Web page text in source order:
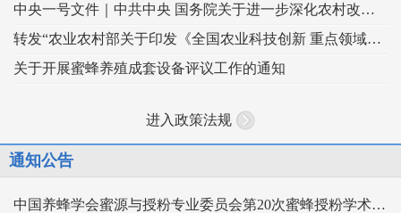
中央一号文件｜中共中央 国务院关于进一步深化农村改革 扎实推进乡村全面振兴的意见
转发“农业农村部关于印发《全国农业科技创新 重点领域（2024–2028年）》的通知”
关于开展蜜蜂养殖成套设备评议工作的通知
进入政策法规
通知公告
中国养蜂学会蜜源与授粉专业委员会第20次蜜蜂授粉学术交流会暨向日葵授粉现场观摩会通知 （第二轮）